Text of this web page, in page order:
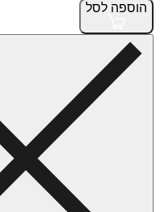
הוספה לסל